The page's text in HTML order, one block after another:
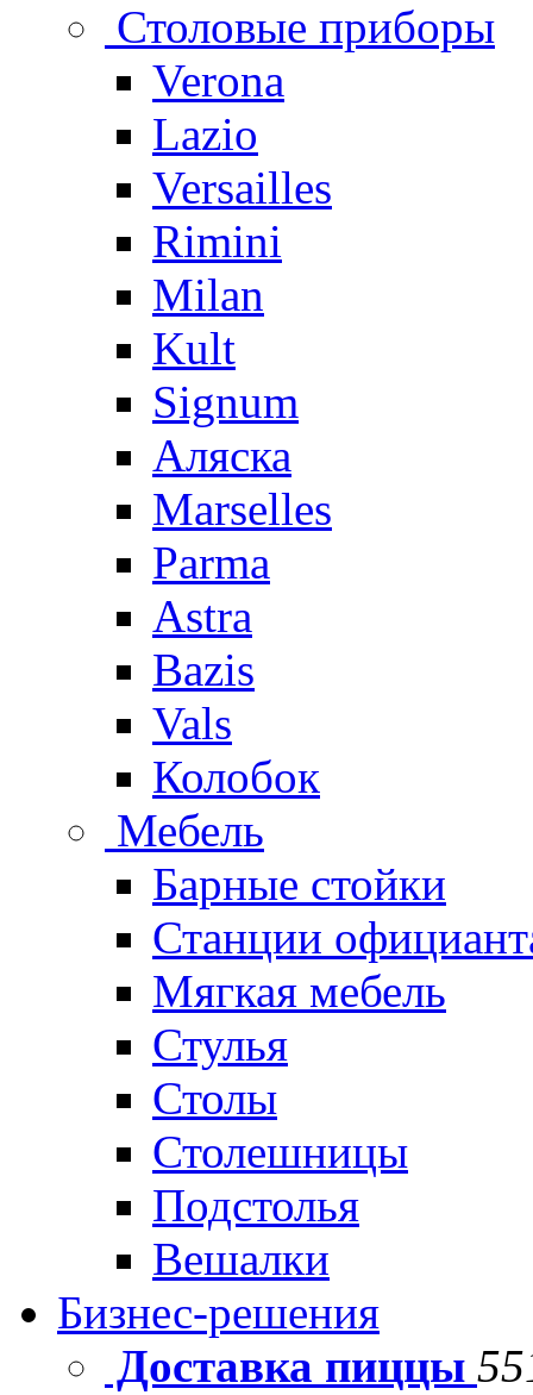
Столовые приборы
Verona
Lazio
Versailles
Rimini
Milan
Kult
Signum
Аляска
Marselles
Parma
Astra
Bazis
Vals
Колобок
Мебель
Барные стойки
Станции
Мягкая мебель
Стулья
Столы
Столешницы
Подстолья
Вешалки
Бизнес-решения
Доставка пиццы